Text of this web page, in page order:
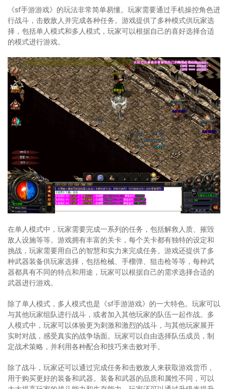
《sf手游游戏》的玩法非常简单易懂。玩家需要通过手机操控角色进
行战斗，击败敌人并完成各种任务。游戏提供了多种模式供玩家选
择，包括单人模式和多人模式，玩家可以根据自己的喜好选择合适
的模式进行游戏。
在单人模式中，玩家需要完成一系列的任务，包括解救人质、摧毁
敌人设施等等。游戏拥有丰富的关卡，每个关卡都有独特的设定和
挑战，玩家需要用自己的智慧和实力来完成任务。游戏还提供了多
种武器装备供玩家选择，包括枪械、手榴弹、狙击枪等等，每种武
器都具有不同的特点和用途，玩家可以根据自己的需求选择合适的
武器进行游戏。
除了单人模式，多人模式也是《sf手游游戏》的一大特色。玩家可以
与其他玩家组队进行战斗，或者加入其他玩家的队伍一起作战。多
人模式中，玩家可以体验更为刺激和激烈的战斗，与其他玩家展开
实时对战，感受真实的战争场面。玩家可以自由选择队伍成员，制
定战术策略，并利用各种配合和技巧来击败对手。
除了战斗，玩家还可以通过完成任务和击败敌人来获取游戏货币，
用于购买更好的装备和武器。装备和武器的品质和属性不同，可以